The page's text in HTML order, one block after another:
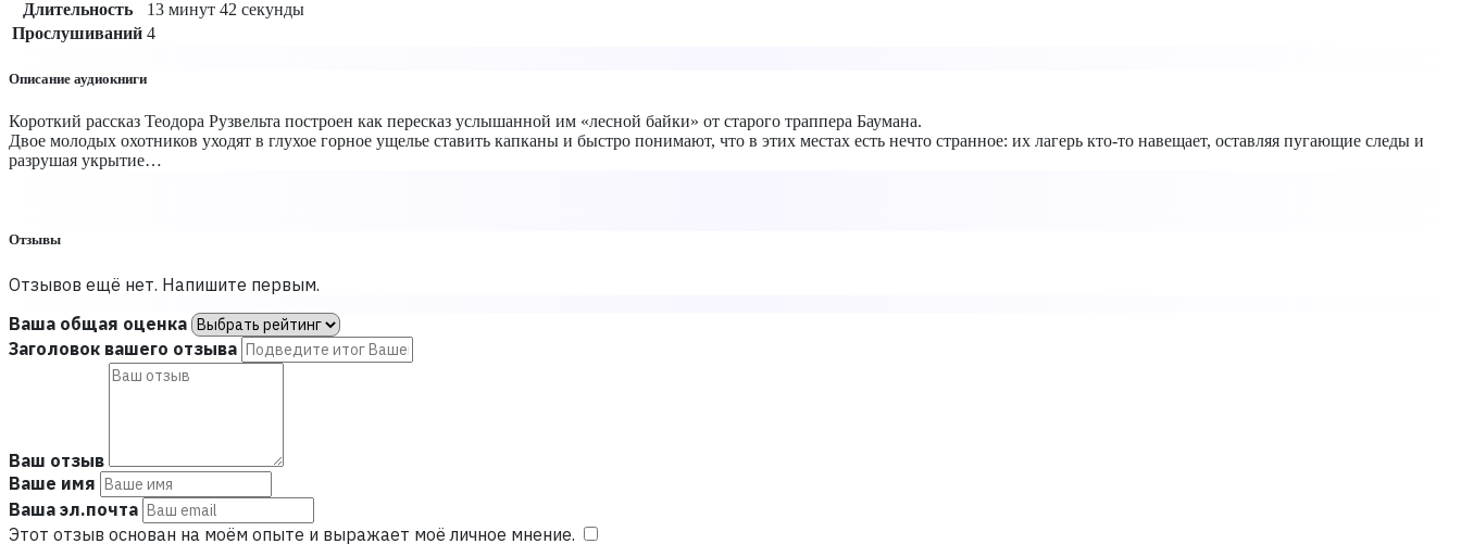
Длительность
13 минут 42 секунды
Прослушиваний 4
Описание аудиокниги
Короткий рассказ Теодора Рузвельта построен как пересказ услышанной им «лесной байки» от старого траппера Баумана.
Двое молодых охотников уходят в глухое горное ущелье ставить капканы и быстро понимают, что в этих местах есть нечто странное: их лагерь кто-то навещает, оставляя пугающие следы и
разрушая укрытие…
Отзывы
Отзывов ещё нет. Напишите первым.
Ваша общая оценка
Заголовок вашего отзыва
Ваш отзыв
Ваше имя
Ваша эл.почта
Этот отзыв основан на моём опыте и выражает моё личное мнение.